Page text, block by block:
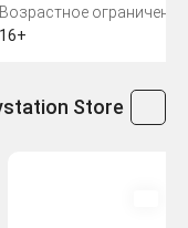
Возрастное ограничение
16+
Store